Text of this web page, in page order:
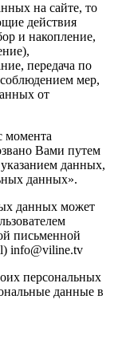
на сайте, то
действия
и накопление,
передача по
мер,
от
момента
Вами путем
данных,
данных».
данных может
письменной
info@viline.tv
персональных
данные в